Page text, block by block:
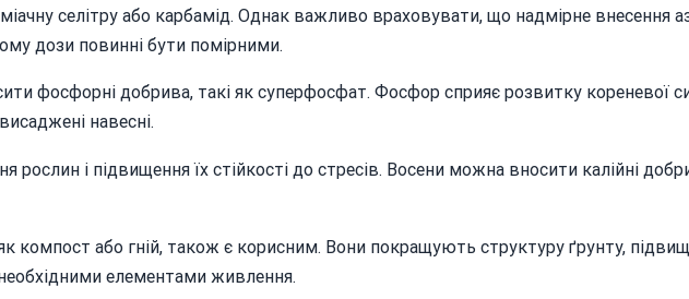
селітру або карбамід. Однак важливо враховувати, що надмірне внесення
дози повинні бути помірними.
фосфорні добрива, такі як суперфосфат. Фосфор сприяє розвитку кореневої
навесні.
і підвищення їх стійкості до стресів. Восени можна вносити калійні
компост або гній, також є корисним. Вони покращують структуру ґрунту,
елементами живлення.